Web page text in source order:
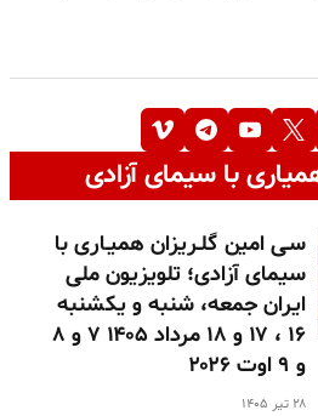
با سیمای آزادی
سـی امین گلـریزان همیـاری با
سیمای آزادی؛ تلویزیون ملی
ایران جمعه، شنبه و یکشنبه
۱۶ ، ۱۷ و ۱۸ مرداد ۱۴۰۵ ۷ و ۸
و ۹ اوت ۲۰۲۶
۲۸ تیر ۱۴۰۵